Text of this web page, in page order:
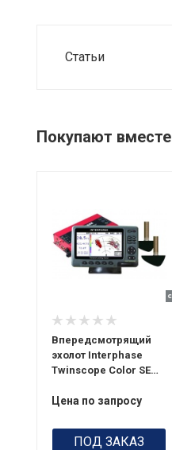
Статьи
Покупают вместе
Впередсмотрящий
эхолот Interphase
Twinscope Color SE
Цена по запросу
ПОД ЗАКАЗ